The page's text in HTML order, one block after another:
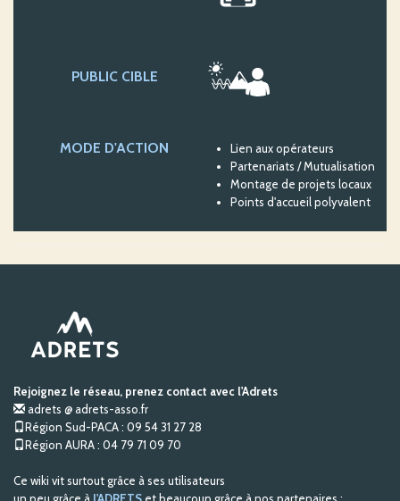
PUBLIC CIBLE
MODE D'ACTION
Lien aux opérateurs
Partenariats / Mutualisation
Montage de projets locaux
Points d'accueil polyvalent
Rejoignez le réseau, prenez contact avec l'Adrets
adrets @ adrets-asso.fr
Région Sud-PACA : 09 54 31 27 28
Région AURA : 04 79 71 09 70
Ce wiki vit surtout grâce à ses utilisateurs
un peu grâce à l'ADRETS et beaucoup grâce à nos partenaires :